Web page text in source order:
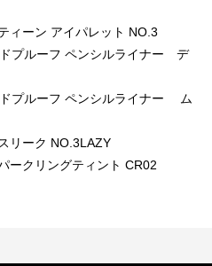
ーン アイパレット NO.3
プルーフ ペンシルライナー デ
プルーフ ペンシルライナー ム
リーク NO.3LAZY
クリングティント CR02